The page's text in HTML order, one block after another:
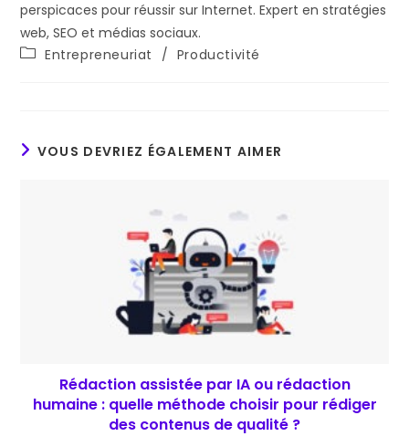
perspicaces pour réussir sur Internet. Expert en stratégies
web, SEO et médias sociaux.
PostEntrepreneuriat / Productivité
VOUS DEVRIEZ ÉGALEMENT AIMER
Rédaction assistée par IA ou rédaction
humaine : quelle méthode choisir pour rédiger
des contenus de qualité ?